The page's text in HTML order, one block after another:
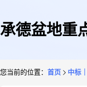
承德盆地重
您当前的位置： 首页 中标